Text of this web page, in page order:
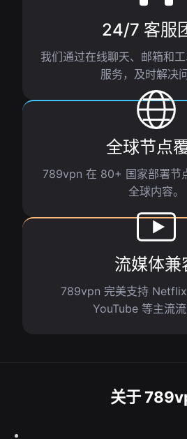
24/7 客服
我们通过在线聊天、邮箱和
服务，及时解决问
全球节点
789vpn 在 80+ 国家部署节
全球内容。
流媒体兼
789vpn 完美支持 Netflix
YouTube 等主流流
关于